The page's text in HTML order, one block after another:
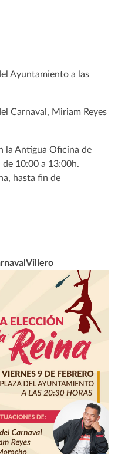
Ayuntamiento a las
Carnaval, Miriam Reyes
la Antigua Oficina de
10:00 a 13:00h.
hasta fin de